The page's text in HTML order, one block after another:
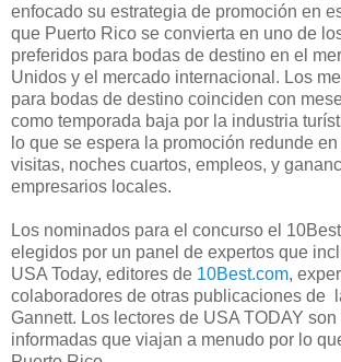
enfocado su estrategia de promoción en
que Puerto Rico se convierta en uno de
preferidos para bodas de destino en el
Unidos y el mercado internacional. Los
para bodas de destino coinciden con
como temporada baja por la industria
lo que se espera la promoción redunde
visitas, noches cuartos, empleos, y
empresarios locales.
Los nominados para el concurso el
elegidos por un panel de expertos que
USA Today, editores de 10Best.com,
colaboradores de otras publicaciones de
Gannett. Los lectores de USA TODAY
informadas que viajan a menudo por lo